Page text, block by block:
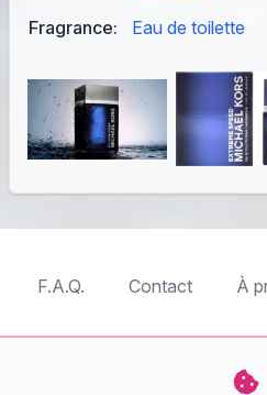
Fragrance:
Eau de toilette
F.A.Q. Contact À